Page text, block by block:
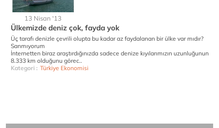
13 Nisan '13
Ülkemizde deniz çok, fayda yok
Üç tarafı denizle çevrili olupta bu kadar az faydalanan bir ülke var mıdır?
Sanmıyorum
İnternetten biraz araştırdığınızda sadece denize kıyılarımızın uzunluğunun
8.333 km olduğunu görec..
Kategori : Türkiye Ekonomisi